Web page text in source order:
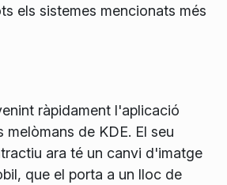
els sistemes mencionats més
ràpidament l'aplicació
melòmans de KDE. El seu
ara té un canvi d'imatge
que el porta a un lloc de